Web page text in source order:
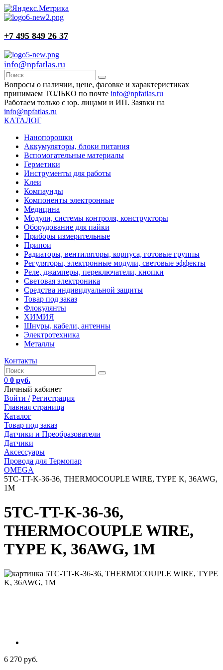
+7 495 849 26 37
info@npfatlas.ru
Вопросы о наличии, цене, фасовке и характеристиках
принимаем ТОЛЬКО по почте info@npfatlas.ru
Работаем только с юр. лицами и ИП. Заявки на
info@npfatlas.ru
КАТАЛОГ
Нанопорошки
Аккумуляторы, блоки питания
Вспомогательные материалы
Герметики
Инструменты для работы
Клеи
Компаунды
Компоненты электронные
Медицина
Модули, системы контроля, конструкторы
Оборудование для пайки
Приборы измерительные
Припои
Радиаторы, вентиляторы, корпуса, готовые группы
Регуляторы, электронные модули, световые эффекты
Реле, джамперы, переключатели, кнопки
Световая электроника
Средства индивидуальной защиты
Товар под заказ
Флокулянты
ХИМИЯ
Шнуры, кабели, антенны
Электротехника
Металлы
Контакты
0 0 руб.
Личный кабинет
Войти / Регистрация
Главная страница
Каталог
Товар под заказ
Датчики и Преобразователи
Датчики
Аксессуары
Провода для Термопар
OMEGA
5TC-TT-K-36-36, THERMOCOUPLE WIRE, TYPE K, 36AWG,
1M
5TC-TT-K-36-36,
THERMOCOUPLE WIRE,
TYPE K, 36AWG, 1M
6 270 руб.